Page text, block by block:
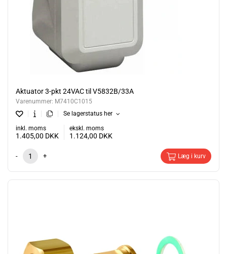
Aktuator 3-pkt 24VAC til V5832B/33A
Varenummer: M7410C1015
Se lagerstatus her
inkl. moms
1.405,00 DKK
ekskl. moms
1.124,00 DKK
- + Læg i kurv